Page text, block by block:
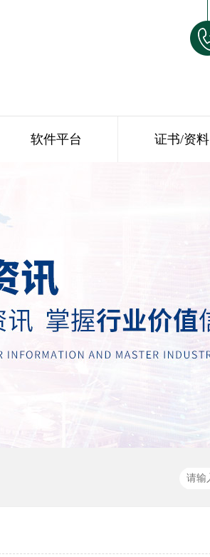
软件平台 证书/资料